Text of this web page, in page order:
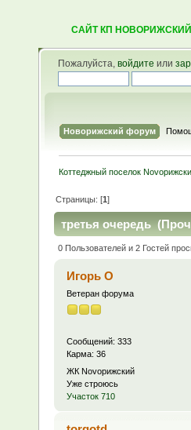
САЙТ КП НОВОРИЖСКИЙ
Пожалуйста, войдите или
Новорижский форум
Коттеджный поселок
Страницы: [1]
третья очередь
0 Пользователей и 2 Гостей
Игорь О
Ветеран форума
Сообщений: 333
Карма: 36
ЖК Novoрижский
Уже строюсь
Участок 710